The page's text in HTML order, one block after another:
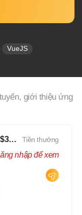
VueJS
giới thiệu ứng
Software Engineer [Salary up to $3000]
Tiền thưởng
nhập để xem